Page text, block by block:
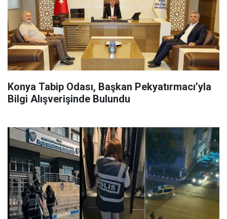
Konya Tabip Odası, Başkan Pekyatırmacı’yla
Bilgi Alışverişinde Bulundu